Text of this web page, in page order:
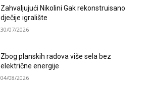
Zahvaljujući Nikolini Gak rekonstruisano
dječije igralište
30/07/2026
Zbog planskih radova više sela bez
električne energije
04/08/2026